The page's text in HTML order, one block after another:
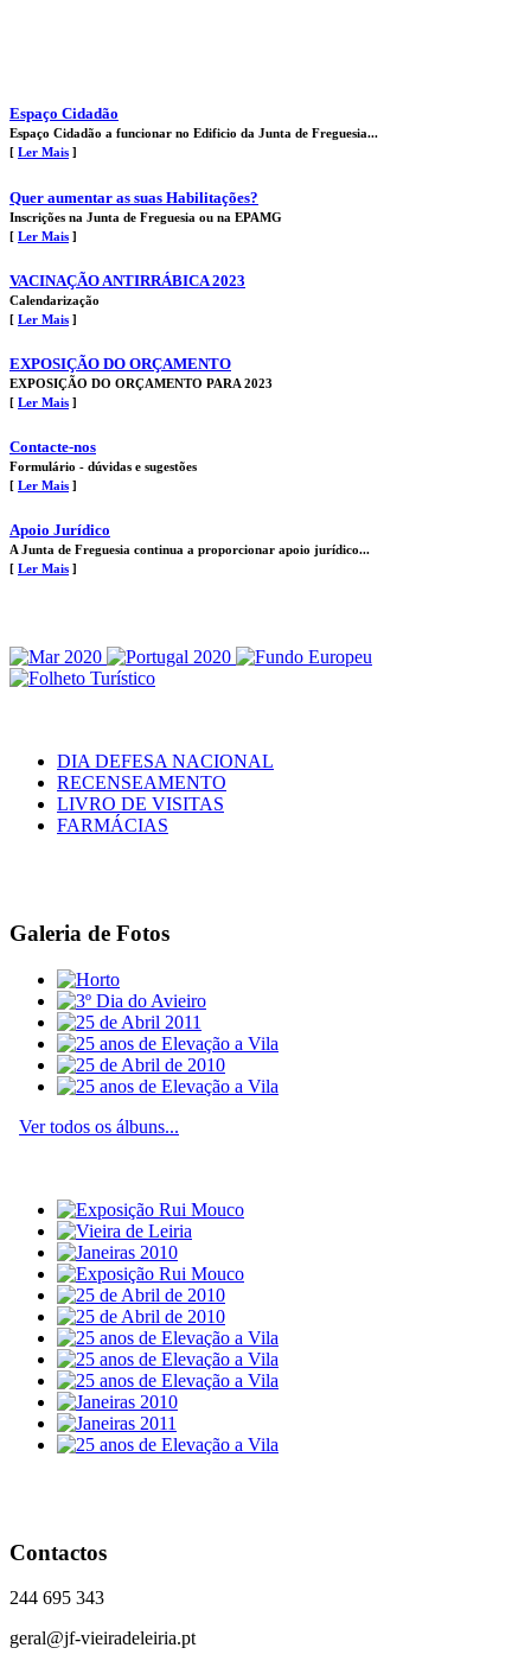
Espaço Cidadão
Espaço Cidadão a funcionar no Edificio da Junta de Freguesia...
[ Ler Mais ]
Quer aumentar as suas Habilitações?
Inscrições na Junta de Freguesia ou na EPAMG
[ Ler Mais ]
VACINAÇÃO ANTIRRÁBICA 2023
Calendarização
[ Ler Mais ]
EXPOSIÇÃO DO ORÇAMENTO
EXPOSIÇÃO DO ORÇAMENTO PARA 2023
[ Ler Mais ]
Contacte-nos
Formulário - dúvidas e sugestões
[ Ler Mais ]
Apoio Jurídico
A Junta de Freguesia continua a proporcionar apoio jurídico...
[ Ler Mais ]
DIA DEFESA NACIONAL
RECENSEAMENTO
LIVRO DE VISITAS
FARMÁCIAS
Galeria de Fotos
Ver todos os álbuns...
Contactos
244 695 343
geral@jf-vieiradeleiria.pt